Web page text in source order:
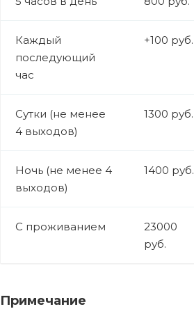
Каждый
последующий
час
+100 руб.
Сутки (не менее
4 выходов)
1300 руб.
Ночь (не менее 4
выходов)
1400 руб.
С проживанием
23000
руб.
Примечание